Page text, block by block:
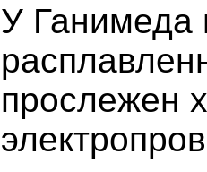
У Ганимеда
прослежен